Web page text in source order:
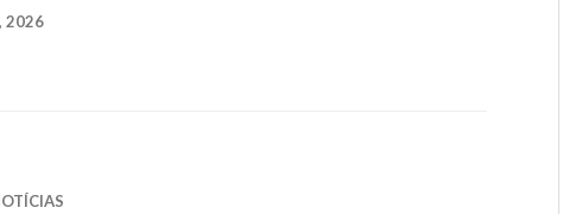
2026